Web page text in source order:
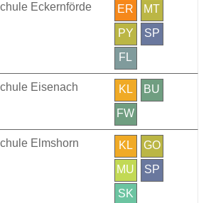
Eckernförde ER
MT
PY
SP
FL
Eisenach KL
BU
FW
Elmshorn KL
GO
MU
SP
SK